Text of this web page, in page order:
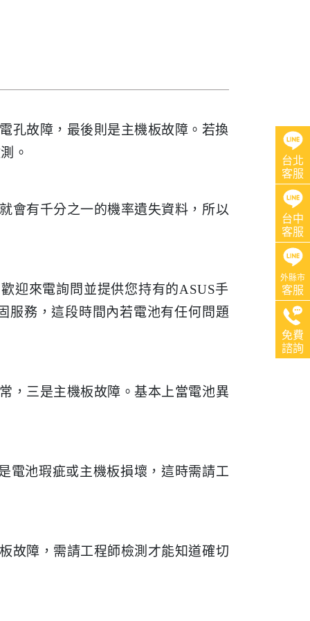
孔故障，最後則是主機板故障。若換
。
會有千分之一的機率遺失資料，所以
迎來電詢問並提供您持有的ASUS手
服務，這段時間內若電池有任何問題
，三是主機板故障。基本上當電池異
電池瑕疵或主機板損壞，這時需請工
故障，需請工程師檢測才能知道確切
台北
客服
台中
客服
外縣市
客服
免費
諮詢